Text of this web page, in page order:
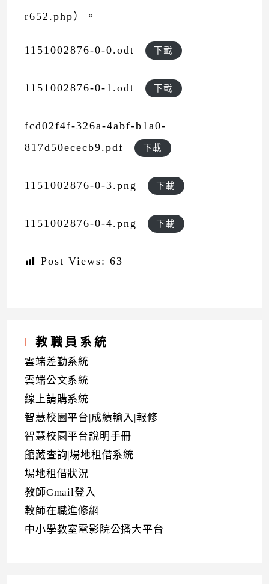
r652.php）。
1151002876-0-0.odt 下載
1151002876-0-1.odt 下載
fcd02f4f-326a-4abf-b1a0-
817d50ececb9.pdf
下載
1151002876-0-3.png 下載
1151002876-0-4.png 下載
Post Views: 63
教職員系統
雲端差勤系統
雲端公文系統
線上請購系統
智慧校園平台|成績輸入|報修
智慧校園平台說明手冊
館藏查詢|場地租借系統
場地租借狀況
教師Gmail登入
教師在職進修網
中小學教室電影院公播大平台